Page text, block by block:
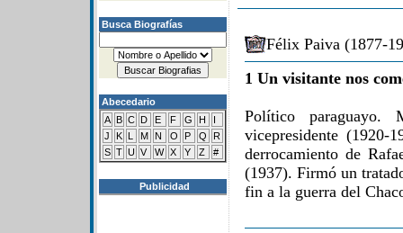
Busca Biografías
Abecedario
A B C D E F G H
I
J
K L M N O P Q
R
S T U V W X Y Z #
Publicidad
Félix Paiva (1877-
1 Un visitante nos
Político paraguayo.
vicepresidente
derrocamiento de
(1937). Firmó un
fin a la guerra del